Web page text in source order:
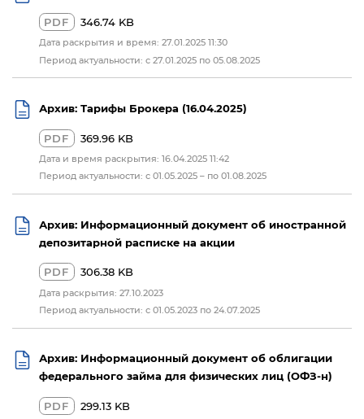
PDF 346.74 KB
Дата раскрытия и время: 27.01.2025 11:30
Период актуальности: c 27.01.2025 по 05.08.2025
Архив: Тарифы Брокера (16.04.2025)
PDF 369.96 KB
Дата и время раскрытия: 16.04.2025 11:42
Период актуальности: с 01.05.2025 – по 01.08.2025
Архив: Информационный документ об иностранной
депозитарной расписке на акции
PDF 306.38 KB
Дата раскрытия: 27.10.2023
Период актуальности: с 01.05.2023 по 24.07.2025
Архив: Информационный документ об облигации
федерального займа для физических лиц (ОФЗ-н)
PDF 299.13 KB